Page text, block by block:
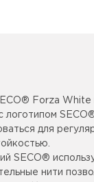
Forza White
логотипом
для
SECO®
нити